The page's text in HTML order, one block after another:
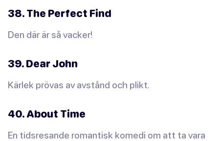
38. The Perfect Find
Den där är så vacker!
39. Dear John
Kärlek prövas av avstånd och plikt.
40. About Time
En tidsresande romantisk komedi om att ta vara